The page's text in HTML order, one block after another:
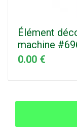
Élément
machine
0.00 €